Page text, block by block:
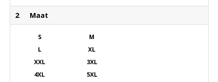
Orange
2 Maat
S
M
L
XL
XXL
3XL
4XL
5XL